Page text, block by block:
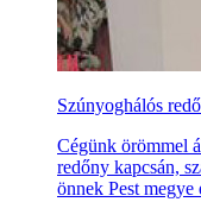
Szúnyoghálós
Cégünk örömmel
redőny kapcsán,
önnek Pest megye